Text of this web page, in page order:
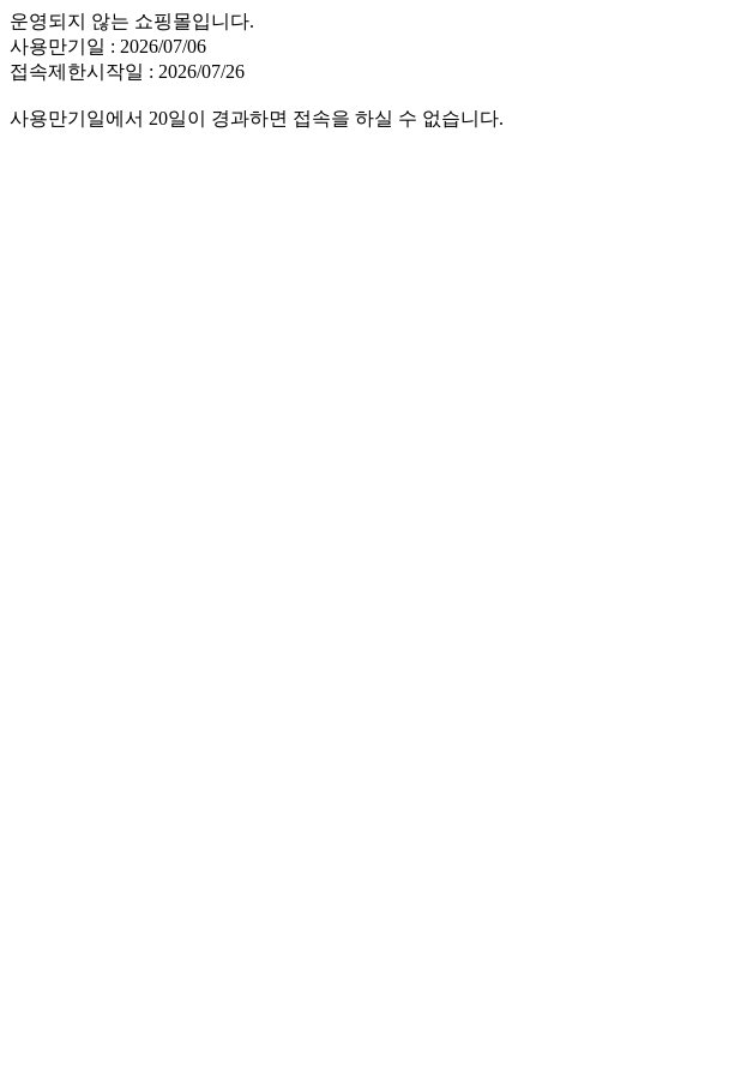
운영되지 않는 쇼핑몰입니다.
사용만기일 : 2026/07/06
접속제한시작일 : 2026/07/26
사용만기일에서 20일이 경과하면 접속을 하실 수 없습니다.